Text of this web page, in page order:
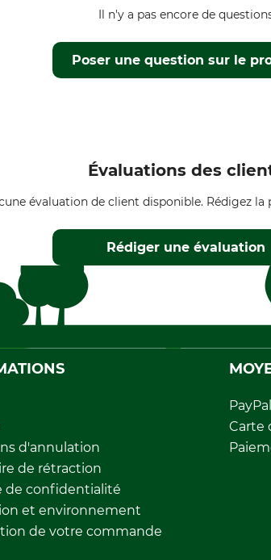
Poser une question sur le
Il n'y a pas encore de
Évaluations des
évaluation de client disponible. Rédigez la
Rédiger une évaluation
d'annulation
de rétraction
de confidentialité
et environnement
de votre commande
PayPal
Carte